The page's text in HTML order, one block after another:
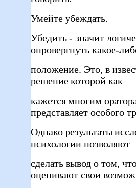
Умейте убеждать.
Убедить - значит
опровергнуть какое-
положение. Это, в
решение которой как
кажется многим
представляет особого
Однако результаты
психологии позволяют
сделать вывод о том,
оценивают свои